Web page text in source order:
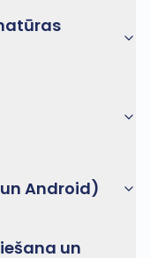
Android)
un